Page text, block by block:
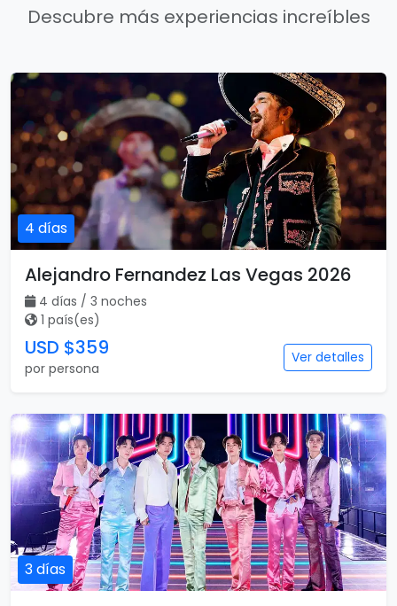
Descubre más experiencias increíbles
4 días
Alejandro Fernandez Las Vegas 2026
4 días / 3 noches
1 país(es)
USD $359
por persona
Ver detalles
3 días